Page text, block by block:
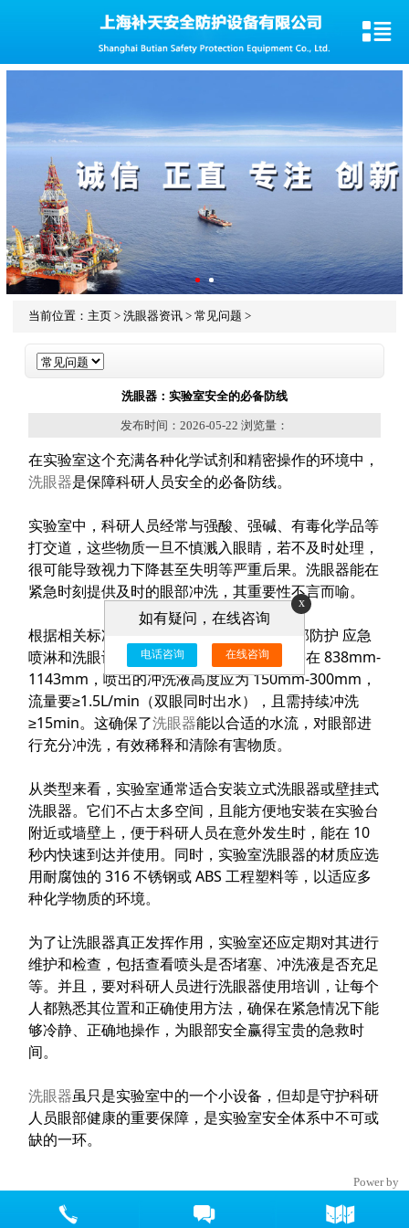
当前位置： 主页> 洗眼器资讯> 常见问题 >
洗眼器：实验室安全的必备防线
发布时间：2026-05-22 浏览量：
在实验室这个充满各种化学试剂和精密操作的环境中，
洗眼器是保障科研人员安全的必备防线。
实验室中，科研人员经常与强酸、强碱、有毒化学品等
打交道，这些物质一旦不慎溅入眼睛，若不及时处理，
很可能导致视力下降甚至失明等严重后果。洗眼器能在
紧急时刻提供及时的眼部冲洗，其重要性不言而喻。
根据相关标准，如 GB 38144-2025《眼面部防护 应急
喷淋和洗眼设备》规定，洗眼器喷头高度需在 838mm-
1143mm，喷出的冲洗液高度应为 150mm-300mm，
流量要≥1.5L/min（双眼同时出水），且需持续冲洗
≥15min。这确保了洗眼器能以合适的水流，对眼部进
行充分冲洗，有效稀释和清除有害物质。
从类型来看，实验室通常适合安装立式洗眼器或壁挂式
洗眼器。它们不占太多空间，且能方便地安装在实验台
附近或墙壁上，便于科研人员在意外发生时，能在 10
秒内快速到达并使用。同时，实验室洗眼器的材质应选
用耐腐蚀的 316 不锈钢或 ABS 工程塑料等，以适应多
种化学物质的环境。
为了让洗眼器真正发挥作用，实验室还应定期对其进行
维护和检查，包括查看喷头是否堵塞、冲洗液是否充足
等。并且，要对科研人员进行洗眼器使用培训，让每个
人都熟悉其位置和正确使用方法，确保在紧急情况下能
够冷静、正确地操作，为眼部安全赢得宝贵的急救时
间。
洗眼器虽只是实验室中的一个小设备，但却是守护科研
人员眼部健康的重要保障，是实验室安全体系中不可或
缺的一环。
Power by
x
如有疑问，在线咨询
电话咨询 在线咨询